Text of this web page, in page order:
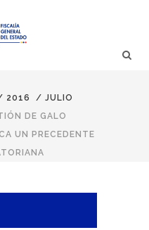
2016 / JULIO
DE GALO
UN PRECEDENTE